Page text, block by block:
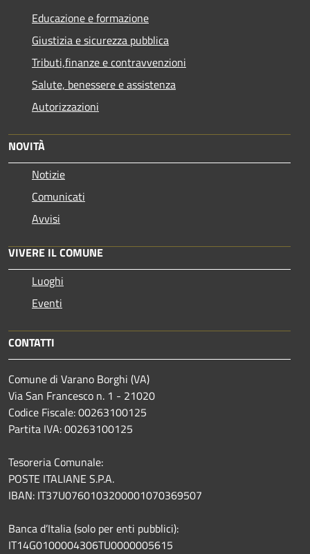
Educazione e formazione
Giustizia e sicurezza pubblica
Tributi,finanze e contravvenzioni
Salute, benessere e assistenza
Autorizzazioni
NOVITÀ
Notizie
Comunicati
Avvisi
VIVERE IL COMUNE
Luoghi
Eventi
CONTATTI
Comune di Varano Borghi (VA)
Via San Francesco n. 1 - 21020
Codice Fiscale: 00263100125
Partita IVA: 00263100125
Tesoreria Comunale:
POSTE ITALIANE S.P.A.
IBAN: IT37U0760103200001070369507
Banca d’Italia (solo per enti pubblici):
IT14G0100004306TU0000005615